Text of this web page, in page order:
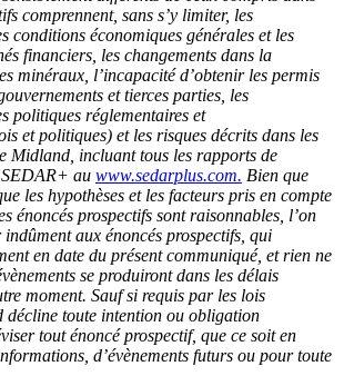
comprennent, sans s’y limiter, les
conditions économiques générales et les
financiers, les changements dans la
minéraux, l’incapacité d’obtenir les permis
et tierces parties, les
politiques réglementaires et
et politiques) et les risques décrits dans les
Midland, incluant tous les rapports de
SEDAR+ au www.sedarplus.com. Bien que
les hypothèses et les facteurs pris en compte
énoncés prospectifs sont raisonnables, l’on
aux énoncés prospectifs, qui
en date du présent communiqué, et rien ne
se produiront dans les délais
moment. Sauf si requis par les lois
décline toute intention ou obligation
tout énoncé prospectif, que ce soit en
d’évènements futurs ou pour toute